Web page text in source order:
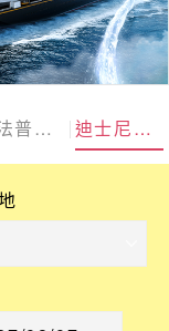
南法普羅旺斯10日 迪士尼探險號